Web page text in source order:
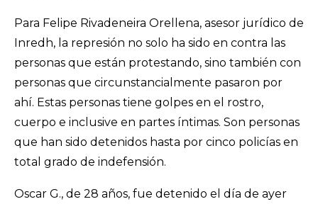
Para Felipe Rivadeneira Orellena, asesor jurídico de
Inredh, la represión no solo ha sido en contra las
personas que están protestando, sino también con
personas que circunstancialmente pasaron por
ahí. Estas personas tiene golpes en el rostro,
cuerpo e inclusive en partes íntimas. Son personas
que han sido detenidos hasta por cinco policías en
total grado de indefensión.
Oscar G., de 28 años, fue detenido el día de ayer